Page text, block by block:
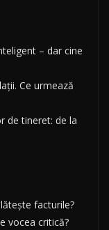
– dar cine
Ce urmează
de tineret: de la
facturile?
vocea critică?